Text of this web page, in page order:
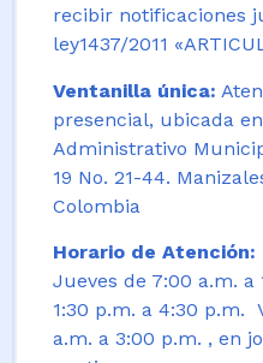
recibir notificaciones
ley1437/2011
Ventanilla única:
presencial, ubicada
Administrativo
19 No. 21-44.
Colombia
Horario de Atención:
Jueves de 7:00 a.m. a
1:30 p.m. a 4:30 p.m.
a.m. a 3:00 p.m. , en